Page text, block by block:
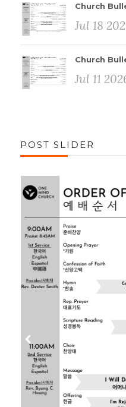
Church
Jul 18
Church
Jul 11
POST SLIDER